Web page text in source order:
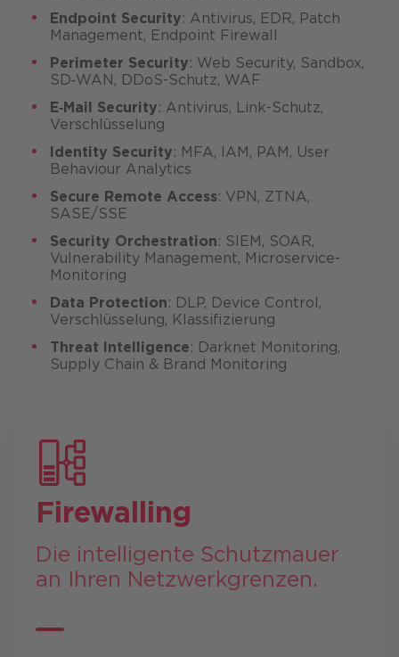
Endpoint Security: Antivirus, EDR, Patch
Management, Endpoint Firewall
Perimeter Security: Web Security, Sandbox,
SD‑WAN, DDoS-Schutz, WAF
E‑Mail Security: Antivirus, Link-Schutz,
Verschlüsselung
Identity Security: MFA, IAM, PAM, User
Behaviour Analytics
Secure Remote Access: VPN, ZTNA,
SASE/SSE
Security Orchestration: SIEM, SOAR,
Vulnerability Management, Microservice-
Monitoring
Data Protection: DLP, Device Control,
Verschlüsselung, Klassifizierung
Threat Intelligence: Darknet Monitoring,
Supply Chain & Brand Monitoring
Firewalling
Die intelligente Schutzmauer
an Ihren Netzwerkgrenzen.